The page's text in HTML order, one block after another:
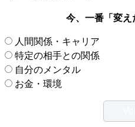
今、一番「変え
人間関係・キャリア
特定の相手との関係
自分のメンタル
お金・環境